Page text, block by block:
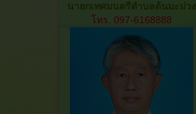
นายกเทศมนตรีตำบลต้นมะม่วง
โทร. 097-6168888